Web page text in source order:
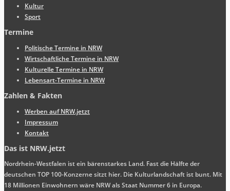
Kultur
Sport
Termine
Politische Termine in NRW
Wirtschaftliche Termine in NRW
Kulturelle Termine in NRW
Lebensart-Termine in NRW
Zahlen & Fakten
Werben auf NRW.jetzt
Impressum
Kontakt
Das ist NRW.jetzt
Nordrhein-Westfalen ist ein bärenstarkes Land. Fast die Hälfte der
deutschen TOP 100-Konzerne sitzt hier. Die Kulturlandschaft ist bunt. Mit
18 Millionen Einwohnern wäre NRW als Staat Nummer 6 in Europa.